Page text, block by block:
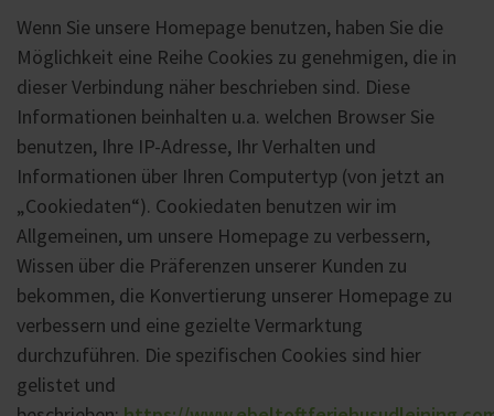
Wenn Sie unsere Homepage benutzen, haben Sie die
Möglichkeit eine Reihe Cookies zu genehmigen, die in
dieser Verbindung näher beschrieben sind. Diese
Informationen beinhalten u.a. welchen Browser Sie
benutzen, Ihre IP-Adresse, Ihr Verhalten und
Informationen über Ihren Computertyp (von jetzt an
„Cookiedaten“). Cookiedaten benutzen wir im
Allgemeinen, um unsere Homepage zu verbessern,
Wissen über die Präferenzen unserer Kunden zu
bekommen, die Konvertierung unserer Homepage zu
verbessern und eine gezielte Vermarktung
durchzuführen. Die spezifischen Cookies sind hier
gelistet und